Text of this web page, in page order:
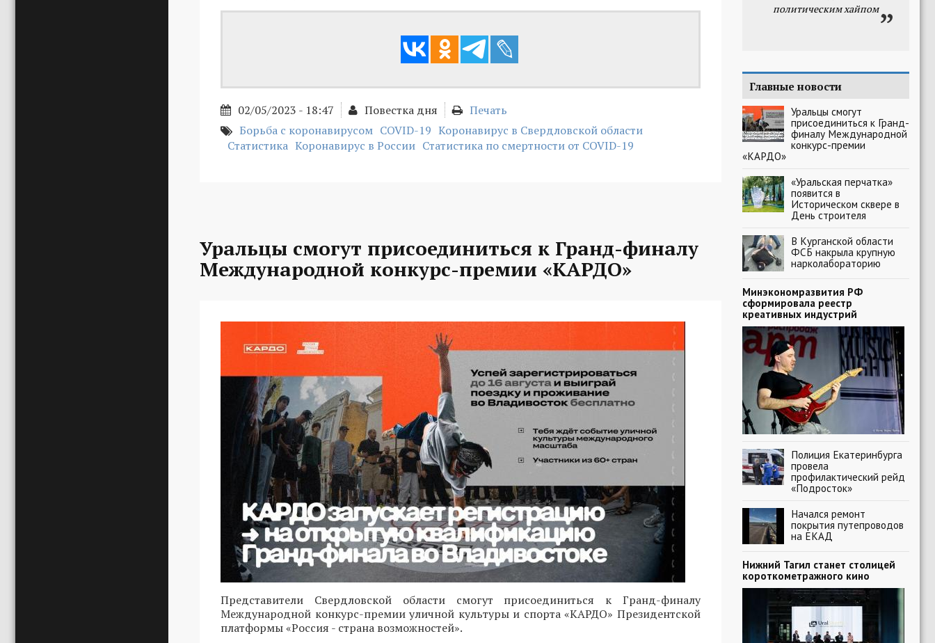
02/05/2023 - 18:47 Повестка дня
Печать
Борьба с коронавирусом COVID-19 Коронавирус в Свердловской области
Статистика Коронавирус в России Статистика по смертности от COVID-19
Уральцы смогут присоединиться к Гранд-финалу
Международной конкурс-премии «КАРДО»
Представители Свердловской области смогут присоединиться к Гранд-финалу
Международной конкурс-премии уличной культуры и спорта «КАРДО» Президентской
платформы «Россия - страна возможностей».
политическим хайпом
Главные новости
Уральцы смогут
присоединиться к Гранд-
финалу Международной
конкурс-премии
«КАРДО»
«Уральская перчатка»
появится в
Историческом сквере в
День строителя
В Курганской области
ФСБ накрыла крупную
нарколабораторию
Минэкономразвития РФ
сформировала реестр
креативных индустрий
Полиция Екатеринбурга
провела
профилактический рейд
«Подросток»
Начался ремонт
покрытия путепроводов
на ЕКАД
Нижний Тагил станет столицей
короткометражного кино